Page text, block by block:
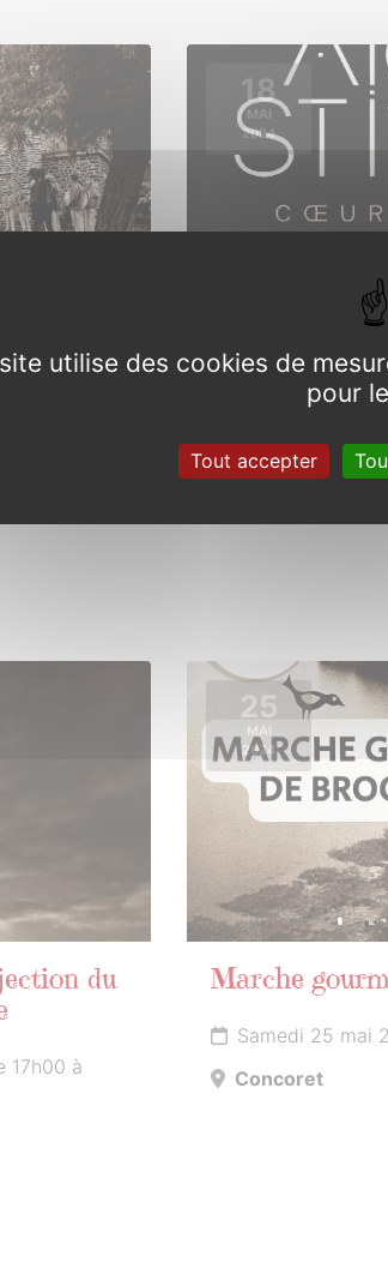
mai
à
18
MAI
2024
Concert Alan
Concoret
du
17h00 à
25
MAI
2024
Marche
Samedi 25 mai
Concoret
utilise des cookies de
pour
Tout accepter